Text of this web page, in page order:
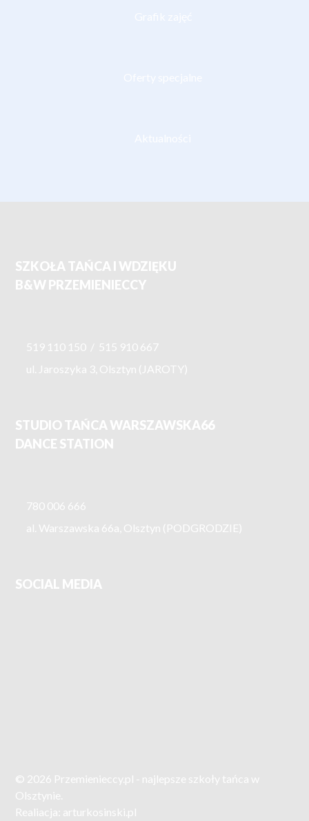
SZKOŁA TAŃCA I WDZIĘKU
B&W PRZEMIENIECCY
519 110 150 / 515 910 667
ul. Jaroszyka 3, Olsztyn (JAROTY)
STUDIO TAŃCA WARSZAWSKA66
DANCE STATION
780 006 666
al. Warszawska 66a, Olsztyn (PODGRODZIE)
SOCIAL MEDIA
© 2026 Przemienieccy.pl - najlepsze szkoły tańca w
Olsztynie.
Realiacja: arturkosinski.pl